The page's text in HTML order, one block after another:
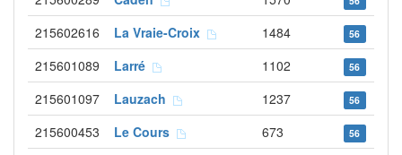
215602616 La Vraie-Croix 1484 56
215601089 Larré 1102 56
215601097 Lauzach 1237 56
215600453 Le Cours 673 56